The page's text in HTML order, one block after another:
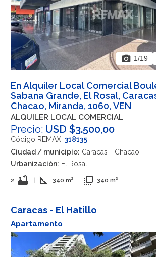
photo_camera 1/19
En Alquiler Local Comercial
Sabana Grande, El Rosal,
Chacao, Miranda, 1060, VEN
ALQUILER LOCAL COMERCIAL
Precio: USD $3.500,00
Código REMAX: 318135
Ciudad / municipio: Caracas - Chacao
Urbanización: El Rosal
2 bathtub square_foot 340 m² flip_to_front 340 m²
Caracas - El Hatillo
Apartamento